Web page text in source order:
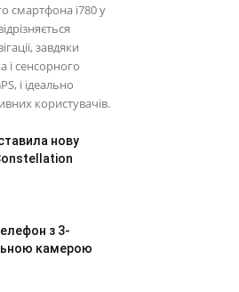
смартфона i780 у
завдяки
і сенсорного
і ідеально
користувачів.
нову
з 3-
камерою